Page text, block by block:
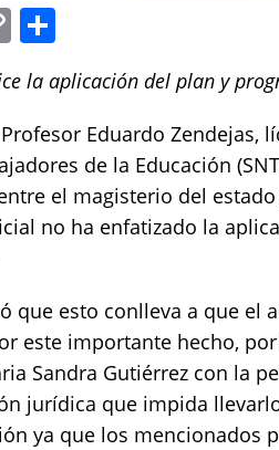
C
o
p
y
Li
n
k
h
a
re
la aplicación del plan y
Eduardo Zendejas,
de la Educación
el magisterio del
no ha enfatizado la
que esto conlleva a que el
este importante hecho,
Sandra Gutiérrez con la
jurídica que impida
ya que los mencionados